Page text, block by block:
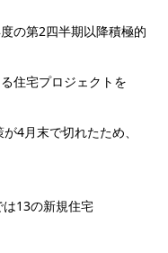
の第2四半期以降積極的
住宅プロジェクトを
4月末で切れたため、
は13の新規住宅